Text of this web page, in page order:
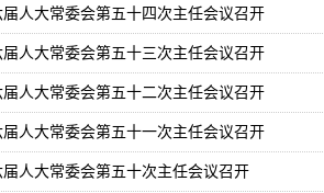
人大常委会第五十四次主任会议召开
人大常委会第五十三次主任会议召开
人大常委会第五十二次主任会议召开
人大常委会第五十一次主任会议召开
人大常委会第五十次主任会议召开